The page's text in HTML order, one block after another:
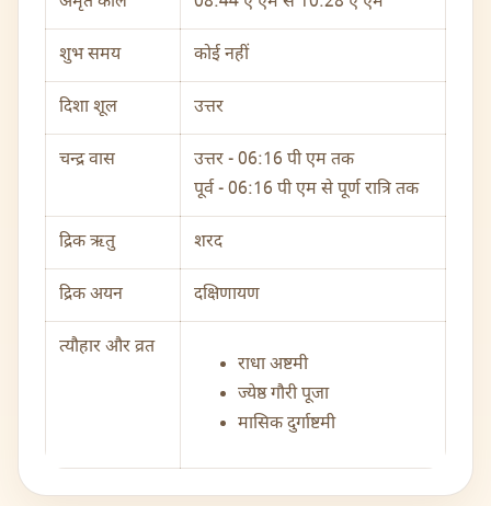
शुभ समय कोई नहीं
दिशा शूल उत्तर
चन्द्र वास
उत्तर - 06:16 पी एम तक
पूर्व - 06:16 पी एम से पूर्ण रात्रि तक
द्रिक ऋतु शरद
द्रिक अयन दक्षिणायण
त्यौहार और व्रत
राधा अष्टमी
ज्येष्ठ गौरी पूजा
मासिक दुर्गाष्टमी